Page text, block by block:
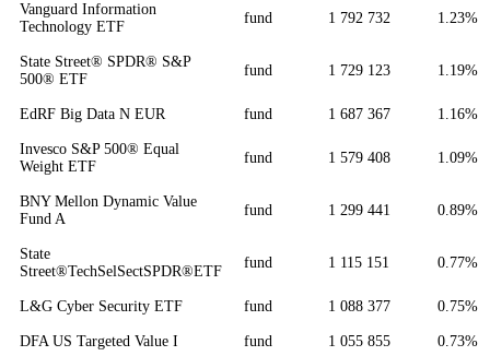
Vanguard Information
Technology ETF
fund 1 792 732 1.23%
State Street® SPDR® S&P
500® ETF
fund 1 729 123 1.19%
EdRF Big Data N EUR fund 1 687 367 1.16%
Invesco S&P 500® Equal
Weight ETF
fund 1 579 408 1.09%
BNY Mellon Dynamic Value
Fund A
fund 1 299 441 0.89%
State
Street®TechSelSectSPDR®ETF
fund 1 115 151 0.77%
L&G Cyber Security ETF fund 1 088 377 0.75%
DFA US Targeted Value I fund 1 055 855 0.73%